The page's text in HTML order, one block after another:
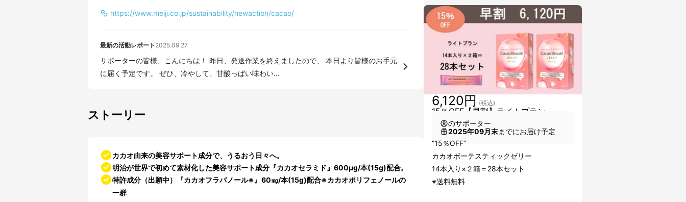
https://www.meiji.co.jp/sustainability/newaction/cacao/
最新の活動レポート 2025.09.27
サポーターの皆様、こんにちは！ 昨日、発送作業を終えましたので、 本日より皆様のお手元
に届く予定です。 ぜひ、冷やして、甘酸っぱい味わい...
ストーリー
カカオ由来の美容サポート成分で、うるおう日々へ。
明治が世界で初めて素材化した美容サポート成分『カカオセラミド』600μg/本(15g)配合。
特許成分（出願中）『カカオフラバノール※』60㎎/本(15g)配合※カカオポリフェノールの
一群
15％OFF【早割】ライトプラン
6,120円 (税込)
のサポーター
2025年09月末までにお届け予定
”15％OFF”
カカオボーテスティックゼリー
14本入り×２箱＝28本セット
※送料無料